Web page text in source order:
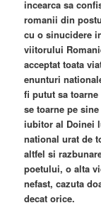
incearca sa
romanii din
cu o sinucidere
viitorului
acceptat toata
enunturi
fi putut sa toarne
se toarne pe
iubitor al Doinei
national urat de
altfel si
poetului, o alta
nefast, cazuta
decat orice.